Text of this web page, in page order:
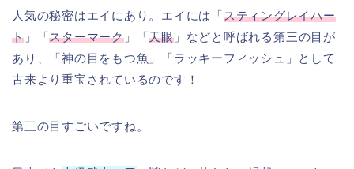
人気の秘密はエイにあり。エイには「スティングレイハー
ト」「スターマーク」「天眼」などと呼ばれる第三の目が
あり、「神の目をもつ魚」「ラッキーフィッシュ」として
古来より重宝されているのです！
第三の目すごいですね。